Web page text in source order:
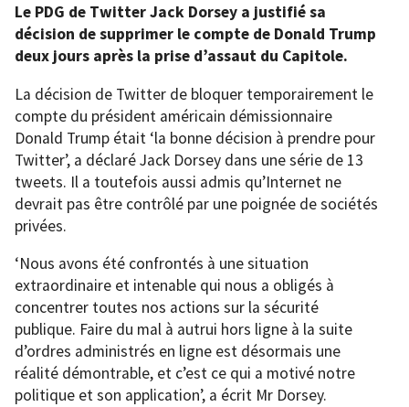
Le PDG de Twitter Jack Dorsey a justifié sa
décision de supprimer le compte de Donald Trump
deux jours après la prise d’assaut du Capitole.
La décision de Twitter de bloquer temporairement le
compte du président américain démissionnaire
Donald Trump était ‘la bonne décision à prendre pour
Twitter’, a déclaré Jack Dorsey dans une série de 13
tweets. Il a toutefois aussi admis qu’Internet ne
devrait pas être contrôlé par une poignée de sociétés
privées.
‘Nous avons été confrontés à une situation
extraordinaire et intenable qui nous a obligés à
concentrer toutes nos actions sur la sécurité
publique. Faire du mal à autrui hors ligne à la suite
d’ordres administrés en ligne est désormais une
réalité démontrable, et c’est ce qui a motivé notre
politique et son application’, a écrit Mr Dorsey.